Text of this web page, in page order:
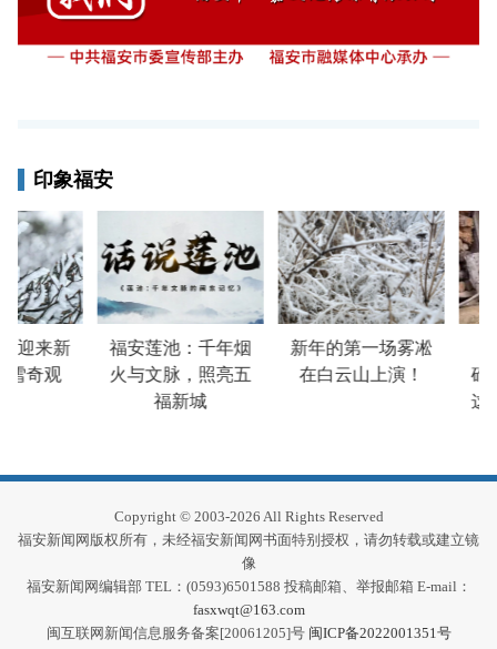
印象福安
迎来新
奇观
福安莲池：千年烟
火与文脉，照亮五
福新城
新年的第一场雾凇
在白云山上演！
碓
这
Copyright © 2003-2026 All Rights Reserved
福安新闻网版权所有，未经福安新闻网书面特别授权，请勿转载或建立镜
像
福安新闻网编辑部 TEL：(0593)6501588 投稿邮箱、举报邮箱 E-mail：
fasxwqt@163.com
闽互联网新闻信息服务备案[20061205]号 闽ICP备2022001351号